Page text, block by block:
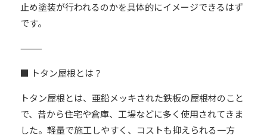
止め塗装が行われるのかを具体的にイメージできるはず
です。
⸻
■ トタン屋根とは？
トタン屋根とは、亜鉛メッキされた鉄板の屋根材のこと
で、昔から住宅や倉庫、工場などに多く使用されてきま
した。軽量で施工しやすく、コストも抑えられる一方